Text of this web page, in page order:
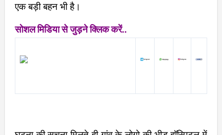
एक बड़ी बहन भी है।
सोशल मिडिया से जुड़ने क्लिक करें..